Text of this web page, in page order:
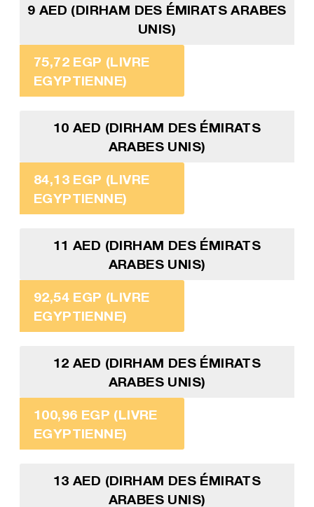
9 AED (DIRHAM DES ÉMIRATS ARABES
UNIS)
75,72 EGP (LIVRE
EGYPTIENNE)
10 AED (DIRHAM DES ÉMIRATS
ARABES UNIS)
84,13 EGP (LIVRE
EGYPTIENNE)
11 AED (DIRHAM DES ÉMIRATS
ARABES UNIS)
92,54 EGP (LIVRE
EGYPTIENNE)
12 AED (DIRHAM DES ÉMIRATS
ARABES UNIS)
100,96 EGP (LIVRE
EGYPTIENNE)
13 AED (DIRHAM DES ÉMIRATS
ARABES UNIS)